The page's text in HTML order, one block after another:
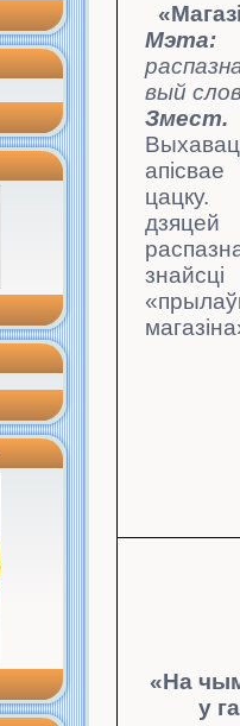
Мэта:
вый
Змест.
«На
у